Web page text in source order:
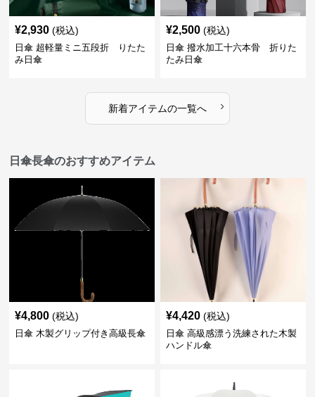
¥2,930 (税込)
日傘 超軽量ミニ五段折 りたた
み日傘
¥2,500 (税込)
日傘 撥水加工十六本骨 折りた
たみ日傘
新着アイテムの一覧へ ›
日傘長傘のおすすめアイテム
¥4,800 (税込)
日傘 木製グリップ付き高級長傘
¥4,420 (税込)
日傘 高級感漂う洗練された木製
ハンドル傘